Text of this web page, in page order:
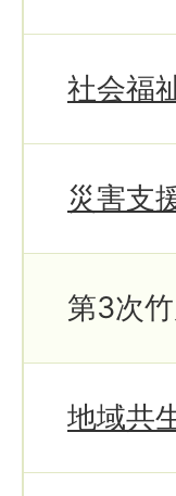
社会福
災害支
第3次
地域共